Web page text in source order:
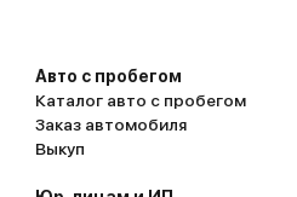
Авто с пробегом
Каталог авто с пробегом
Заказ автомобиля
Выкуп